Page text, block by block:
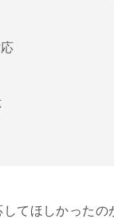
てほしかったの